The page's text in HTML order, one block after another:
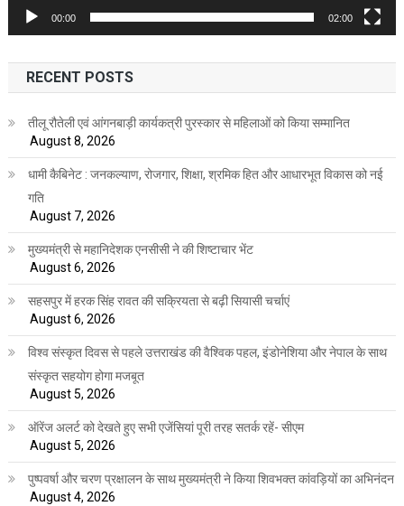
00:00 02:00
RECENT POSTS
तीलू रौतेली एवं आंगनबाड़ी कार्यकत्री पुरस्कार से महिलाओं को किया सम्मानित
August 8, 2026
धामी कैबिनेट : जनकल्याण, रोजगार, शिक्षा, श्रमिक हित और आधारभूत विकास को नई
गति
August 7, 2026
मुख्यमंत्री से महानिदेशक एनसीसी ने की शिष्टाचार भेंट
August 6, 2026
सहसपुर में हरक सिंह रावत की सक्रियता से बढ़ी सियासी चर्चाएं
August 6, 2026
विश्व संस्कृत दिवस से पहले उत्तराखंड की वैश्विक पहल, इंडोनेशिया और नेपाल के साथ
संस्कृत सहयोग होगा मजबूत
August 5, 2026
ऑरेंज अलर्ट को देखते हुए सभी एजेंसियां पूरी तरह सतर्क रहें- सीएम
August 5, 2026
पुष्पवर्षा और चरण प्रक्षालन के साथ मुख्यमंत्री ने किया शिवभक्त कांवड़ियों का अभिनंदन
August 4, 2026